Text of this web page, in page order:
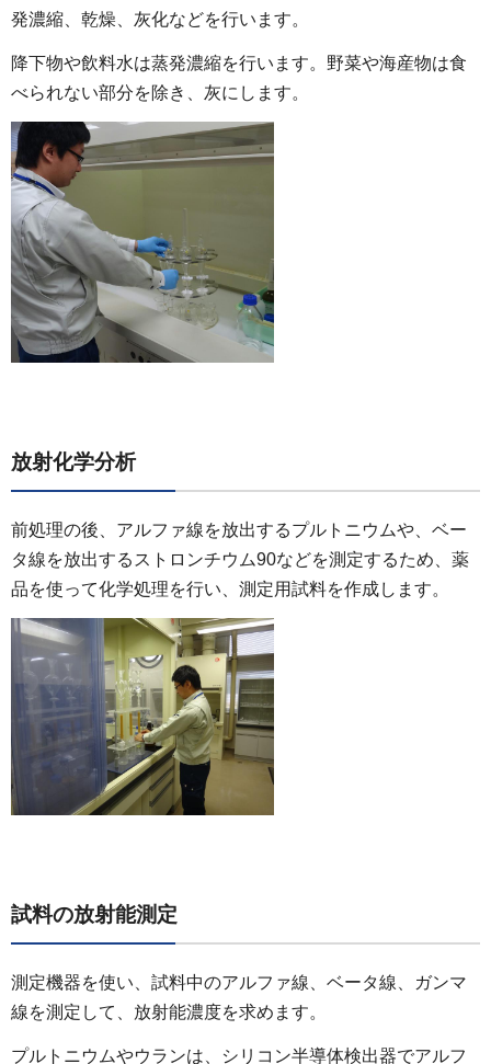
発濃縮、乾燥、灰化などを行います。
降下物や飲料水は蒸発濃縮を行います。野菜や海産物は食
べられない部分を除き、灰にします。
放射化学分析
前処理の後、アルファ線を放出するプルトニウムや、ベー
タ線を放出するストロンチウム90などを測定するため、薬
品を使って化学処理を行い、測定用試料を作成します。
試料の放射能測定
測定機器を使い、試料中のアルファ線、ベータ線、ガンマ
線を測定して、放射能濃度を求めます。
プルトニウムやウランは、シリコン半導体検出器でアルフ